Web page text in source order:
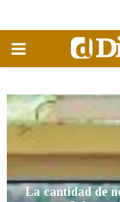
MENÚ
La cantidad de